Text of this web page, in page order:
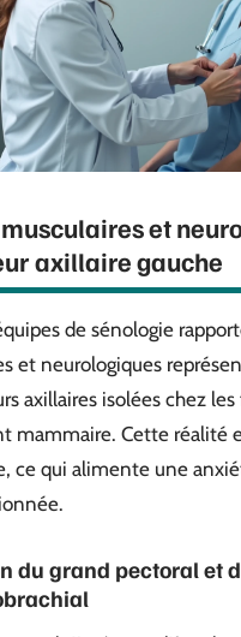
et
axillaire gauche
de sénologie
et neurologiques
axillaires isolées chez
mammaire. Cette réalité
ce qui alimente une
du grand pectoral et